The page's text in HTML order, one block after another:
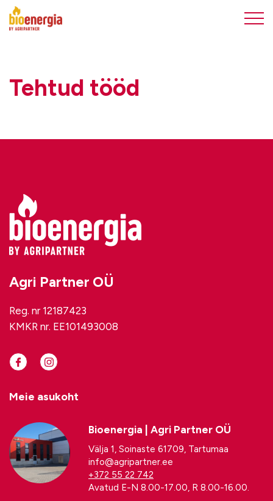
Tehtud tööd
Agri Partner OÜ
Reg. nr 12187423
KMKR nr. EE101493008
Meie asukoht
Bioenergia | Agri Partner OÜ
Välja 1, Soinaste 61709, Tartumaa
info@agripartner.ee
+372 55 22 742
Avatud E-N 8.00-17.00, R 8.00-16.00.